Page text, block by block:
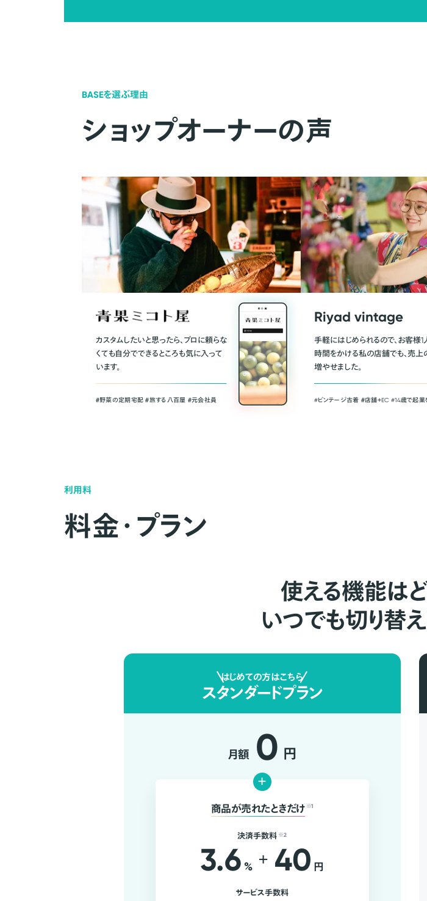
BASEを選ぶ理由
ショップオーナーの声
カスタムしたいと思ったら、プロに頼らな
くても自分でできるところも気に入って
います。
＃野菜の定期宅配 ＃旅する八百屋 ＃元会社員
Riyad vintage
手軽にはじめられるので、お客様1
時間をかける私の店舗でも、売上
増やせました。
#ビンテージ古着 ＃店舗＋EC #14歳で起
利用料
料金・プラン
使える機能はど
いつでも切り替
はじめての方はこちら
スタンダードプラン
月額 0 円
+
商品が売れたときだけ ※1
決済手数料 ※2
3.6 % + 40 円
サービス手数料